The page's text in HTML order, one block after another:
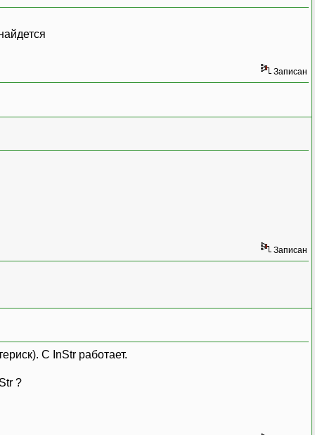
Записан
Записан
С InStr работает.
?